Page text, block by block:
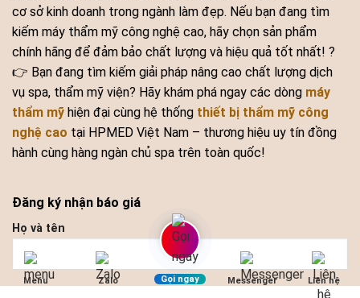
cơ sở kinh doanh trong ngành làm đẹp. Nếu bạn đang tìm
kiếm máy thẩm mỹ công nghệ cao, hãy chọn sản phẩm
chính hãng để đảm bảo chất lượng và hiệu quả tốt nhất! ?
👉 Bạn đang tìm kiếm giải pháp nâng cao chất lượng dịch
vụ spa, thẩm mỹ viện? Hãy khám phá ngay các dòng máy
thẩm mỹ hiện đại cùng hệ thống thiết bị thẩm mỹ công
nghệ cao tại HPMED Việt Nam – thương hiệu uy tín đồng
hành cùng hàng ngàn chủ spa trên toàn quốc!
Đăng ký nhận báo giá
Họ và tên
Menu Zalo Gọi ngay Messenger Liên hệ